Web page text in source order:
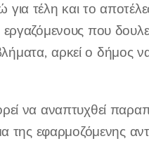
τέλη και το
που
αρκεί ο δήμος
να αναπτυχθεί
της εφαρμοζόμενης